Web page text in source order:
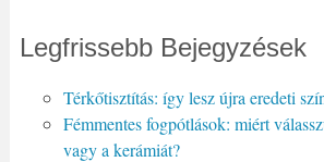
Legfrissebb Bejegyzések
Térkőtisztítás: így lesz újra eredeti
Fémmentes fogpótlások: miért
vagy a kerámiát?